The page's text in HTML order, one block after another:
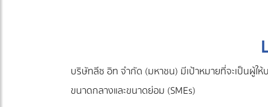
บริษัทลีซ อิท จำกัด (มหาชน) มีเป้าหมายที่จะเป็นผู้ใ
ขนาดกลางและขนาดย่อม (SMEs)